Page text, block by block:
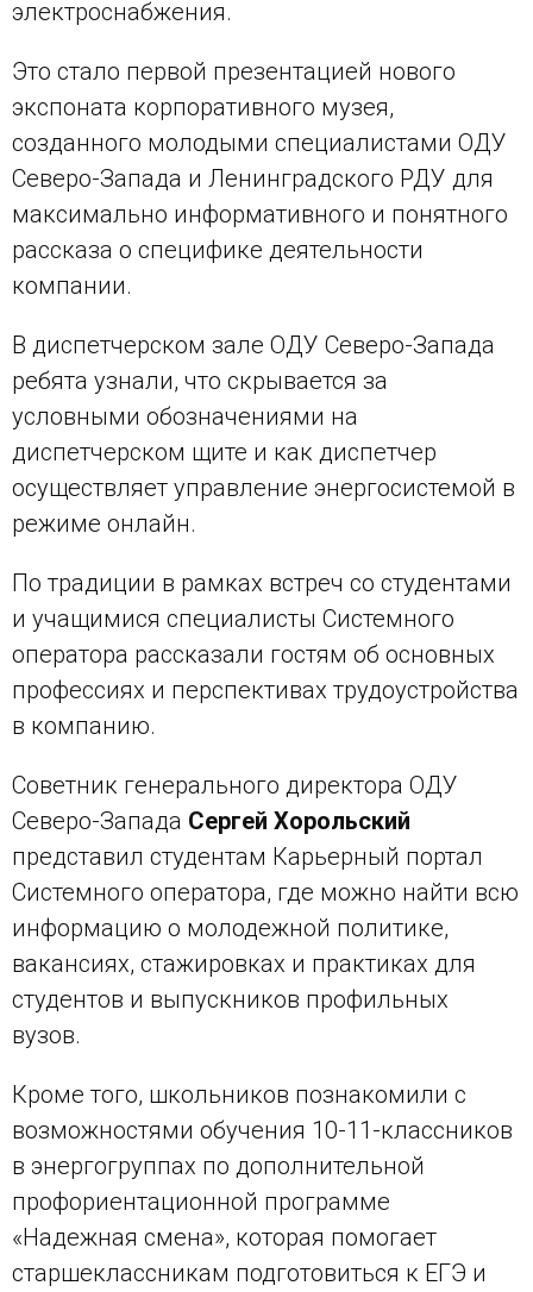
электроснабжения.
Это стало первой презентацией нового
экспоната корпоративного музея,
созданного молодыми специалистами ОДУ
Северо-Запада и Ленинградского РДУ для
максимально информативного и понятного
рассказа о специфике деятельности
компании.
В диспетчерском зале ОДУ Северо-Запада
ребята узнали, что скрывается за
условными обозначениями на
диспетчерском щите и как диспетчер
осуществляет управление энергосистемой в
режиме онлайн.
По традиции в рамках встреч со студентами
и учащимися специалисты Системного
оператора рассказали гостям об основных
профессиях и перспективах трудоустройства
в компанию.
Советник генерального директора ОДУ
Северо-Запада Сергей Хорольский
представил студентам Карьерный портал
Системного оператора, где можно найти всю
информацию о молодежной политике,
вакансиях, стажировках и практиках для
студентов и выпускников профильных
вузов.
Кроме того, школьников познакомили с
возможностями обучения 10-11-классников
в энергогруппах по дополнительной
профориентационной программе
«Надежная смена», которая помогает
старшеклассникам подготовиться к ЕГЭ и